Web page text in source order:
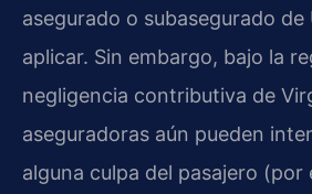
asegurado o subasegurado de
aplicar. Sin embargo, bajo la
negligencia contributiva de
aseguradoras aún pueden
alguna culpa del pasajero (por